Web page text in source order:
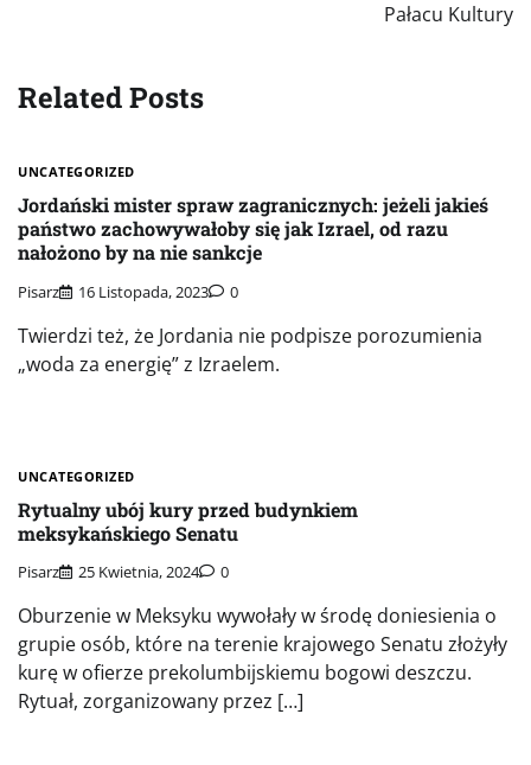
Pałacu Kultury
Related Posts
UNCATEGORIZED
Jordański mister spraw zagranicznych: jeżeli jakieś
państwo zachowywałoby się jak Izrael, od razu
nałożono by na nie sankcje
Pisarz 16 Listopada, 2023 0
Twierdzi też, że Jordania nie podpisze porozumienia
„woda za energię” z Izraelem.
UNCATEGORIZED
Rytualny ubój kury przed budynkiem
meksykańskiego Senatu
Pisarz 25 Kwietnia, 2024 0
Oburzenie w Meksyku wywołały w środę doniesienia o
grupie osób, które na terenie krajowego Senatu złożyły
kurę w ofierze prekolumbijskiemu bogowi deszczu.
Rytuał, zorganizowany przez […]